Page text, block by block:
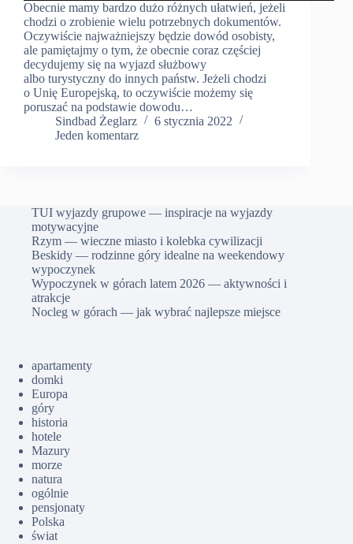
Obecnie mamy bardzo dużo różnych ułatwień, jeżeli
chodzi o zrobienie wielu potrzebnych dokumentów.
Oczywiście najważniejszy będzie dowód osobisty,
ale pamiętajmy o tym, że obecnie coraz częściej
decydujemy się na wyjazd służbowy
albo turystyczny do innych państw. Jeżeli chodzi
o Unię Europejską, to oczywiście możemy się
poruszać na podstawie dowodu…
Sindbad Żeglarz
6 stycznia 2022
Jeden komentarz
TUI wyjazdy grupowe — inspiracje na wyjazdy
motywacyjne
Rzym — wieczne miasto i kolebka cywilizacji
Beskidy — rodzinne góry idealne na weekendowy
wypoczynek
Wypoczynek w górach latem 2026 — aktywności i
atrakcje
Nocleg w górach — jak wybrać najlepsze miejsce
apartamenty
domki
Europa
góry
historia
hotele
Mazury
morze
natura
ogólnie
pensjonaty
Polska
świat